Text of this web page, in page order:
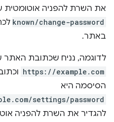
את השרת להפניה
known/change-password
באתר.
לדוגמה, נניח שכתובת האתר
https://example.com
הסיסמה היא
settings/password
להגדיר את השרת להפניה